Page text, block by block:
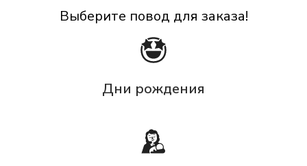
Выберите повод для заказа!
Дни рождения